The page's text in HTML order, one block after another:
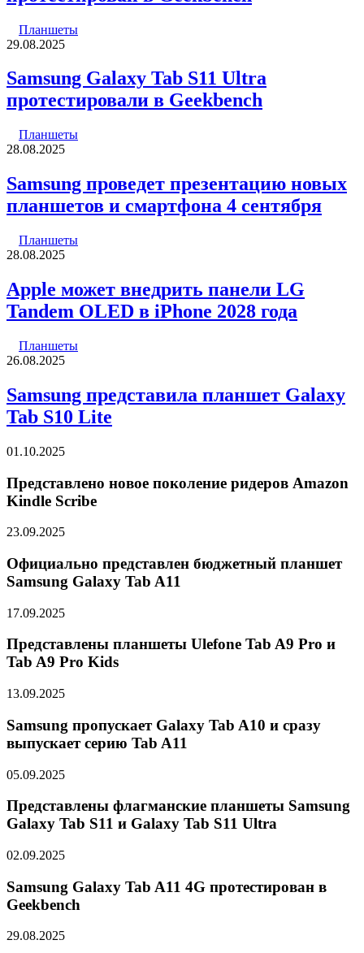
Планшеты
29.08.2025
Samsung Galaxy Tab S11 Ultra
протестировали в Geekbench
Планшеты
28.08.2025
Samsung проведет презентацию новых
планшетов и смартфона 4 сентября
Планшеты
28.08.2025
Apple может внедрить панели LG
Tandem OLED в iPhone 2028 года
Планшеты
26.08.2025
Samsung представила планшет Galaxy
Tab S10 Lite
01.10.2025
Представлено новое поколение ридеров Amazon
Kindle Scribe
23.09.2025
Официально представлен бюджетный планшет
Samsung Galaxy Tab A11
17.09.2025
Представлены планшеты Ulefone Tab A9 Pro и
Tab A9 Pro Kids
13.09.2025
Samsung пропускает Galaxy Tab A10 и сразу
выпускает серию Tab A11
05.09.2025
Представлены флагманские планшеты Samsung
Galaxy Tab S11 и Galaxy Tab S11 Ultra
02.09.2025
Samsung Galaxy Tab A11 4G протестирован в
Geekbench
29.08.2025